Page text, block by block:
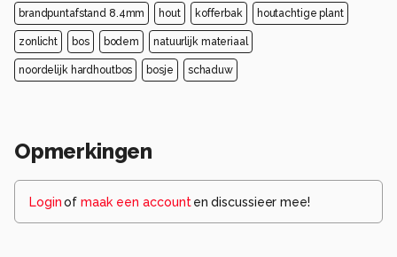
brandpuntafstand 8.4mm hout kofferbak houtachtige plant
zonlicht bos bodem natuurlijk materiaal
noordelijk hardhoutbos bosje schaduw
Opmerkingen
Loginof maak een account en discussieer mee!